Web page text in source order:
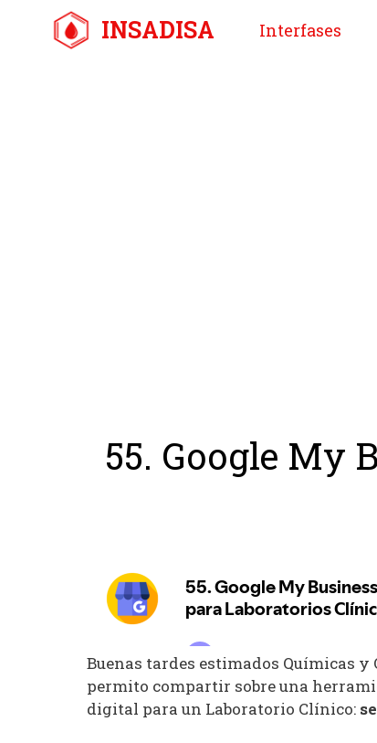
contenido
INSADISA Interfases
55. Google My
Buenas tardes estimados Químicas y
permito compartir sobre una
digital para un Laboratorio Clínico: